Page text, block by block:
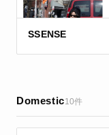
SSENSE
Domestic10件